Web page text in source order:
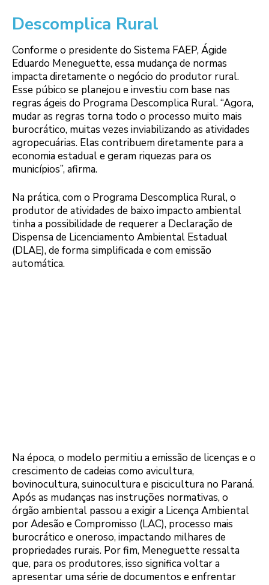
Descomplica Rural
Conforme o presidente do Sistema FAEP, Ágide
Eduardo Meneguette, essa mudança de normas
impacta diretamente o negócio do produtor rural.
Esse púbico se planejou e investiu com base nas
regras ágeis do Programa Descomplica Rural. “Agora,
mudar as regras torna todo o processo muito mais
burocrático, muitas vezes inviabilizando as atividades
agropecuárias. Elas contribuem diretamente para a
economia estadual e geram riquezas para os
municípios”, afirma.
Na prática, com o Programa Descomplica Rural, o
produtor de atividades de baixo impacto ambiental
tinha a possibilidade de requerer a Declaração de
Dispensa de Licenciamento Ambiental Estadual
(DLAE), de forma simplificada e com emissão
automática.
Na época, o modelo permitiu a emissão de licenças e o
crescimento de cadeias como avicultura,
bovinocultura, suinocultura e piscicultura no Paraná.
Após as mudanças nas instruções normativas, o
órgão ambiental passou a exigir a Licença Ambiental
por Adesão e Compromisso (LAC), processo mais
burocrático e oneroso, impactando milhares de
propriedades rurais. Por fim, Meneguette ressalta
que, para os produtores, isso significa voltar a
apresentar uma série de documentos e enfrentar